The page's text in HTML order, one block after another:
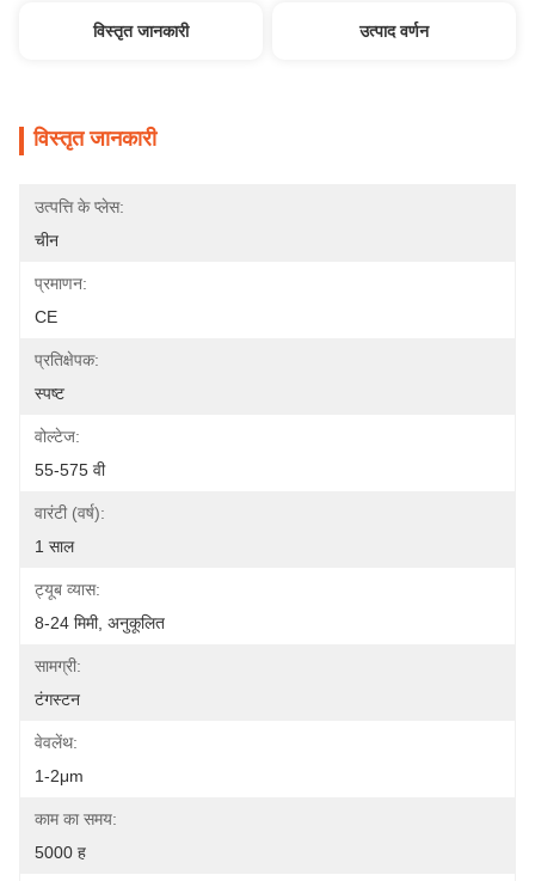
विस्तृत जानकारी उत्पाद वर्णन
विस्तृत जानकारी
उत्पत्ति के प्लेस:
चीन
प्रमाणन:
CE
प्रतिक्षेपक:
स्पष्ट
वोल्टेज:
55-575 वी
वारंटी (वर्ष):
1 साल
ट्यूब व्यास:
8-24 मिमी, अनुकूलित
सामग्री:
टंगस्टन
वेवलेंथ:
1-2μm
काम का समय:
5000 ह